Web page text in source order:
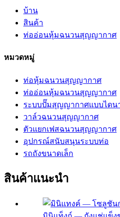
บ้าน
สินค้า
ท่ออ่อนหุ้มฉนวนสุญญากาศ
หมวดหมู่
ท่อหุ้มฉนวนสุญญากาศ
ท่ออ่อนหุ้มฉนวนสุญญากาศ
ระบบปั๊มสุญญากาศแบบไดน
วาล์วฉนวนสุญญากาศ
ตัวแยกเฟสฉนวนสุญญากาศ
อุปกรณ์สนับสนุนระบบท่อ
รถถังขนาดเล็ก
สินค้าแนะนำ